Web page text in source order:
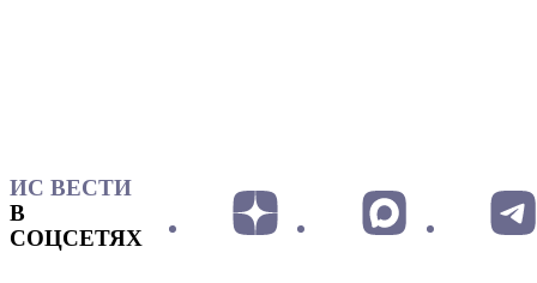
ИС ВЕСТИ
В
СОЦСЕТЯХ